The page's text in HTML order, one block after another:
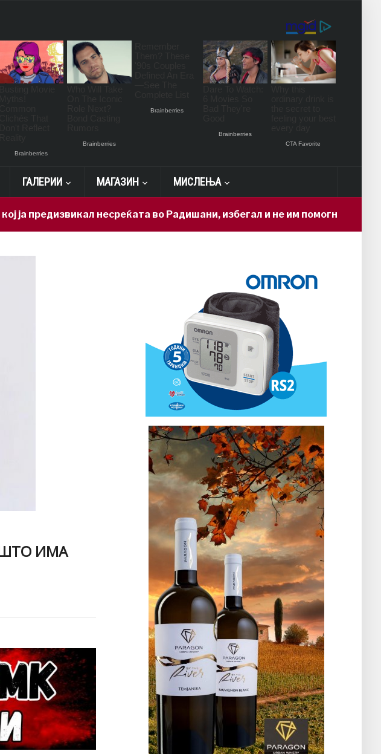
ГАЛЕРИИ МАГАЗИН МИСЛЕЊА
несреќата во Радишани, избегал и не им помогнал на
ШТО ИМА